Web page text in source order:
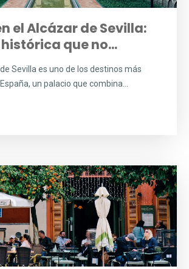
el Alcázar de Sevilla:
que no...
Sevilla es uno de los destinos más
un palacio que combina...